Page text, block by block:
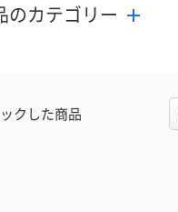
のカテゴリー
クした商品